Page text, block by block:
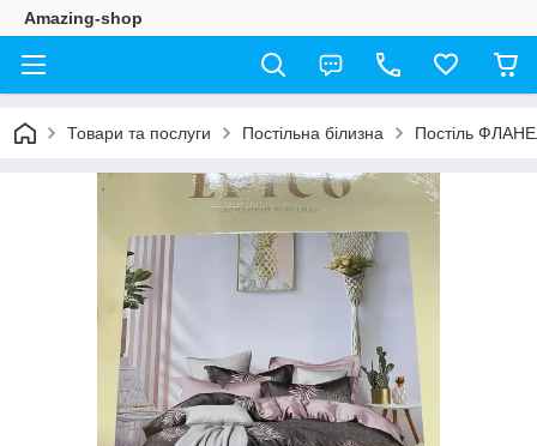
Amazing-shop
Товари та послуги Постільна білизна Постіль